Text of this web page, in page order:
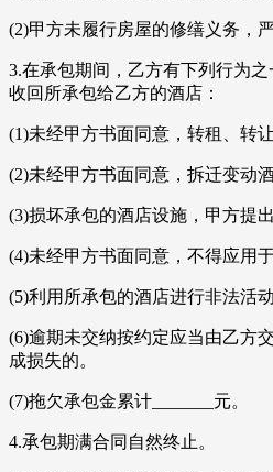
(2)甲方未履行房屋的修缮义务，
3.在承包期间，乙方有下列行为之
收回所承包给乙方的酒店：
(1)未经甲方书面同意，转租、转让
(2)未经甲方书面同意，拆迁变动酒
(3)损坏承包的酒店设施，甲方提
(4)未经甲方书面同意，不得应用
(5)利用所承包的酒店进行非法活动
(6)逾期未交纳按约定应当由乙方
成损失的。
(7)拖欠承包金累计_______元。
4.承包期满合同自然终止。